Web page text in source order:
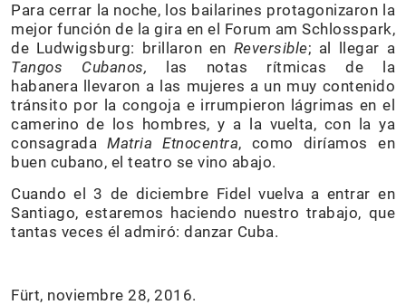
Para cerrar la noche, los bailarines protagonizaron la
mejor función de la gira en el Forum am Schlosspark,
de Ludwigsburg: brillaron en Reversible; al llegar a
Tangos Cubanos, las notas rítmicas de la
habanera llevaron a las mujeres a un muy contenido
tránsito por la congoja e irrumpieron lágrimas en el
camerino de los hombres, y a la vuelta, con la ya
consagradaMatria Etnocentra, como diríamos en
buen cubano, el teatro se vino abajo.
Cuando el 3 de diciembre Fidel vuelva a entrar en
Santiago, estaremos haciendo nuestro trabajo, que
tantas veces él admiró: danzar Cuba.
Fürt, noviembre 28, 2016.